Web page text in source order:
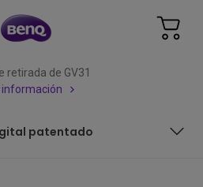
retirada de GV31
información
patentado